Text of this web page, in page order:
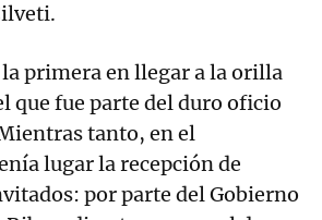
primera en llegar a la orilla
que fue parte del duro oficio
tanto, en el
lugar la recepción de
por parte del Gobierno